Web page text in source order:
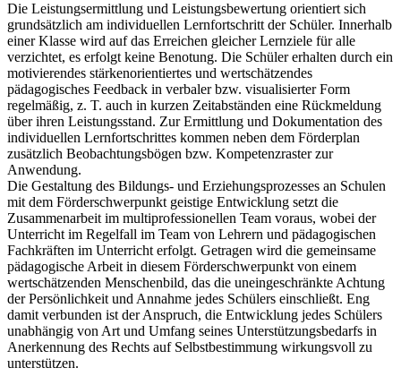
Die Leistungsermittlung und Leistungsbewertung orientiert sich
grundsätzlich am individuellen Lernfortschritt der Schüler. Innerhalb
einer Klasse wird auf das Erreichen gleicher Lernziele für alle
verzichtet, es erfolgt keine Benotung. Die Schüler erhalten durch ein
motivierendes stärkenorientiertes und wertschätzendes
pädagogisches Feedback in verbaler bzw. visualisierter Form
regelmäßig, z. T. auch in kurzen Zeitabständen eine Rückmeldung
über ihren Leistungsstand. Zur Ermittlung und Dokumentation des
individuellen Lernfortschrittes kommen neben dem Förderplan
zusätzlich Beobachtungsbögen bzw. Kompetenzraster zur
Anwendung.
Die Gestaltung des Bildungs- und Erziehungsprozesses an Schulen
mit dem Förderschwerpunkt geistige Entwicklung setzt die
Zusammenarbeit im multiprofessionellen Team voraus, wobei der
Unterricht im Regelfall im Team von Lehrern und pädagogischen
Fachkräften im Unterricht erfolgt. Getragen wird die gemeinsame
pädagogische Arbeit in diesem Förderschwerpunkt von einem
wertschätzenden Menschenbild, das die uneingeschränkte Achtung
der Persönlichkeit und Annahme jedes Schülers einschließt. Eng
damit verbunden ist der Anspruch, die Entwicklung jedes Schülers
unabhängig von Art und Umfang seines Unterstützungsbedarfs in
Anerkennung des Rechts auf Selbstbestimmung wirkungsvoll zu
unterstützen.